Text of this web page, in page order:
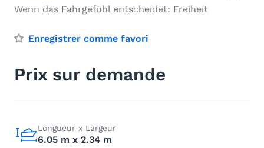
Wenn das Fahrgefühl entscheidet: Freiheit
Enregistrer comme favori
Prix sur demande
Longueur x Largeur
6.05 m x 2.34 m